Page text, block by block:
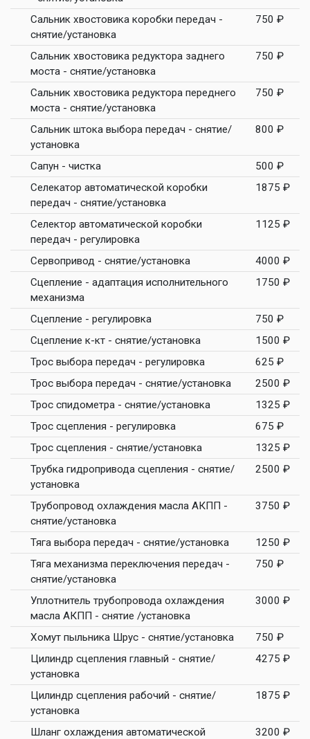
Сальник хвостовика коробки передач -
снятие/установка
750 ₽
Сальник хвостовика редуктора заднего
моста - снятие/установка
750 ₽
Сальник хвостовика редуктора переднего
моста - снятие/установка
750 ₽
Сальник штока выбора передач - снятие/
установка
800 ₽
Сапун - чистка
500 ₽
Селекатор автоматической коробки
передач - снятие/установка
1875 ₽
Селектор автоматической коробки
передач - регулировка
1125 ₽
Сервопривод - снятие/установка
4000 ₽
Сцепление - адаптация исполнительного
механизма
1750 ₽
Сцепление - регулировка
750 ₽
Сцепление к-кт - снятие/установка
1500 ₽
Трос выбора передач - регулировка
625 ₽
Трос выбора передач - снятие/установка
2500 ₽
Трос спидометра - снятие/установка
1325 ₽
Трос сцепления - регулировка
675 ₽
Трос сцепления - снятие/установка
1325 ₽
Трубка гидропривода сцепления - снятие/
установка
2500 ₽
Трубопровод охлаждения масла АКПП -
снятие/установка
3750 ₽
Тяга выбора передач - снятие/установка
1250 ₽
Тяга механизма переключения передач -
снятие/установка
750 ₽
Уплотнитель трубопровода охлаждения
масла АКПП - снятие /установка
3000 ₽
Хомут пыльника Шрус - снятие/установка
750 ₽
Цилиндр сцепления главный - снятие/
установка
4275 ₽
Цилиндр сцепления рабочий - снятие/
установка
1875 ₽
Шланг охлаждения автоматической
3200 ₽